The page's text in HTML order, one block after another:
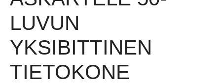
LUVUN
YKSIBITTINEN
TIETOKONE